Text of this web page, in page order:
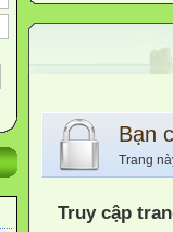
Bạn
Trang
Truy cập